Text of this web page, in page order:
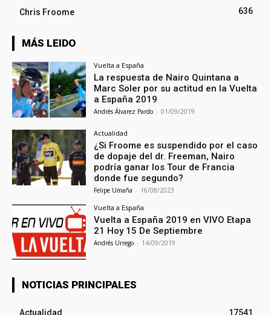
Chris Froome
636
MÁS LEIDO
Vuelta a España
La respuesta de Nairo Quintana a
Marc Soler por su actitud en la Vuelta
a España 2019
Andrés Álvarez Pardo - 01/09/2019
Actualidad
¿Si Froome es suspendido por el caso
de dopaje del dr. Freeman, Nairo
podría ganar los Tour de Francia
donde fue segundo?
Felipe Umaña - 16/08/2023
Vuelta a España
Vuelta a España 2019 en VIVO Etapa
21 Hoy 15 De Septiembre
Andrés Urrego - 14/09/2019
NOTICIAS PRINCIPALES
Actualidad 17541